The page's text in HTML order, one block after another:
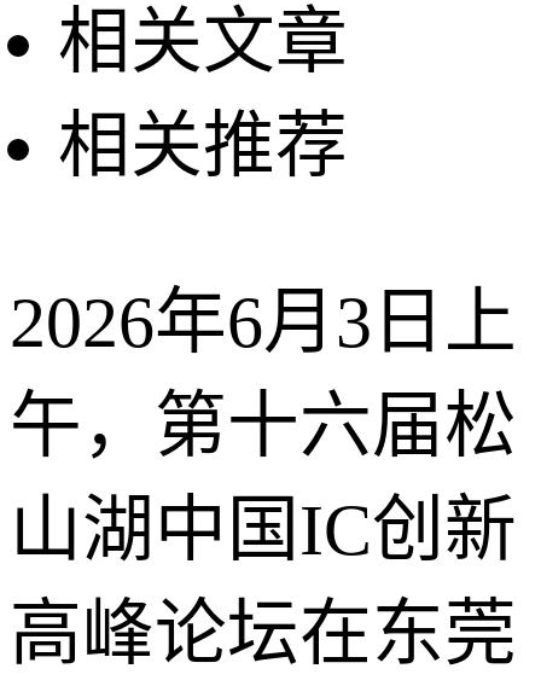
相关文章
相关推荐
2026年6月3日上
午，第十六届松
山湖中国IC创新
高峰论坛在东莞